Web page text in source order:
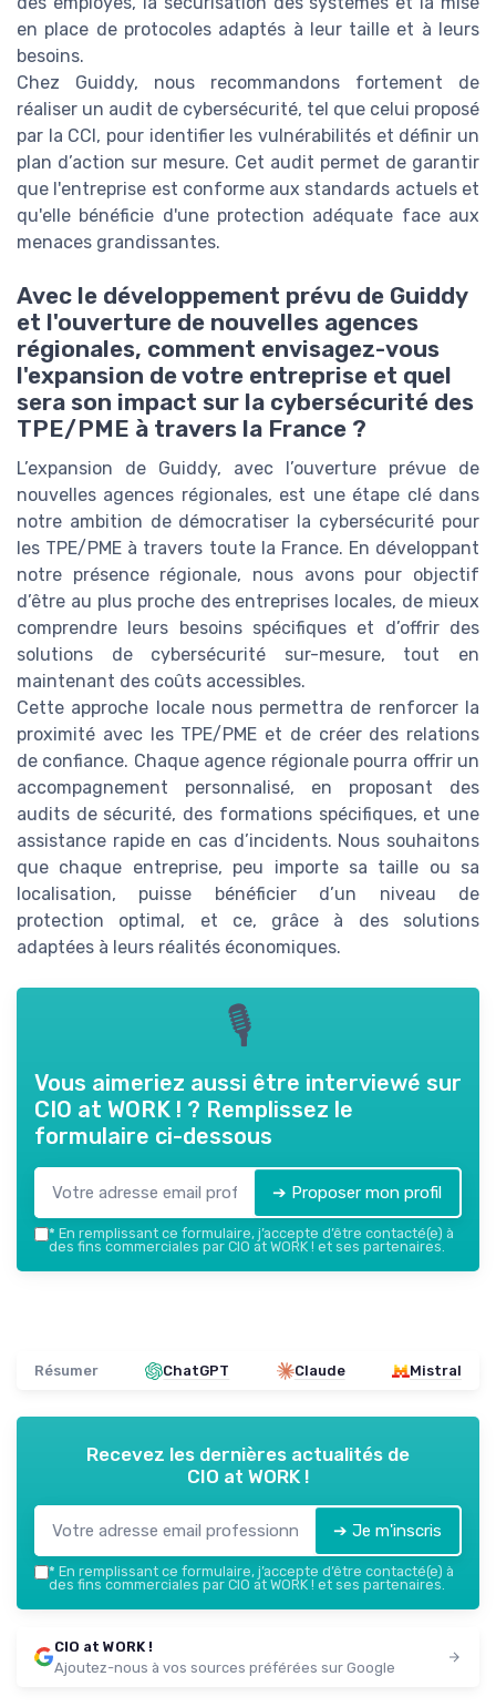
en place de protocoles adaptés à leur taille et à leurs
besoins.
Chez Guiddy, nous recommandons fortement de
réaliser un audit de cybersécurité, tel que celui proposé
par la CCI, pour identifier les vulnérabilités et définir un
plan d’action sur mesure. Cet audit permet de garantir
que l'entreprise est conforme aux standards actuels et
qu'elle bénéficie d'une protection adéquate face aux
menaces grandissantes.
Avec le développement prévu de Guiddy
et l'ouverture de nouvelles agences
régionales, comment envisagez-vous
l'expansion de votre entreprise et quel
sera son impact sur la cybersécurité des
TPE/PME à travers la France ?
L’expansion de Guiddy, avec l’ouverture prévue de
nouvelles agences régionales, est une étape clé dans
notre ambition de démocratiser la cybersécurité pour
les TPE/PME à travers toute la France. En développant
notre présence régionale, nous avons pour objectif
d’être au plus proche des entreprises locales, de mieux
comprendre leurs besoins spécifiques et d’offrir des
solutions de cybersécurité sur-mesure, tout en
maintenant des coûts accessibles.
Cette approche locale nous permettra de renforcer la
proximité avec les TPE/PME et de créer des relations
de confiance. Chaque agence régionale pourra offrir un
accompagnement personnalisé, en proposant des
audits de sécurité, des formations spécifiques, et une
assistance rapide en cas d’incidents. Nous souhaitons
que chaque entreprise, peu importe sa taille ou sa
localisation, puisse bénéficier d’un niveau de
protection optimal, et ce, grâce à des solutions
adaptées à leurs réalités économiques.
🎙
Vous aimeriez aussi être interviewé sur
CIO at WORK ! ? Remplissez le
formulaire ci-dessous
➔ Proposer mon profil
* En remplissant ce formulaire, j’accepte d’être contacté(e) à
des fins commerciales par CIO at WORK ! et ses partenaires.
Résumer ChatGPT Claude Mistral
Recevez les dernières actualités de
CIO at WORK !
➔ Je m'inscris
* En remplissant ce formulaire, j’accepte d’être contacté(e) à
des fins commerciales par CIO at WORK ! et ses partenaires.
CIO at WORK !
Ajoutez-nous à vos sources préférées sur Google